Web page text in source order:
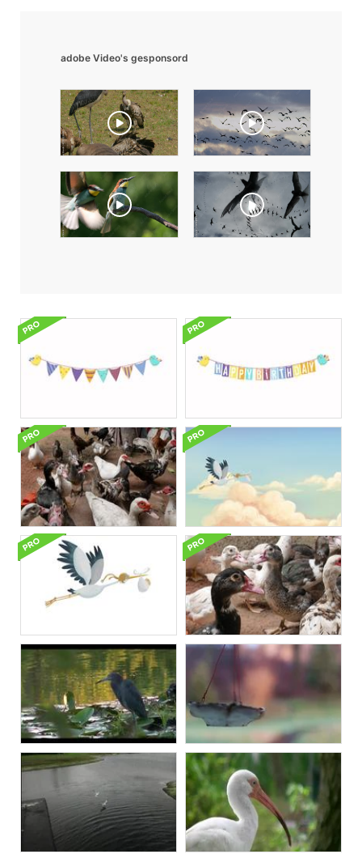
adobe Video's gesponsord